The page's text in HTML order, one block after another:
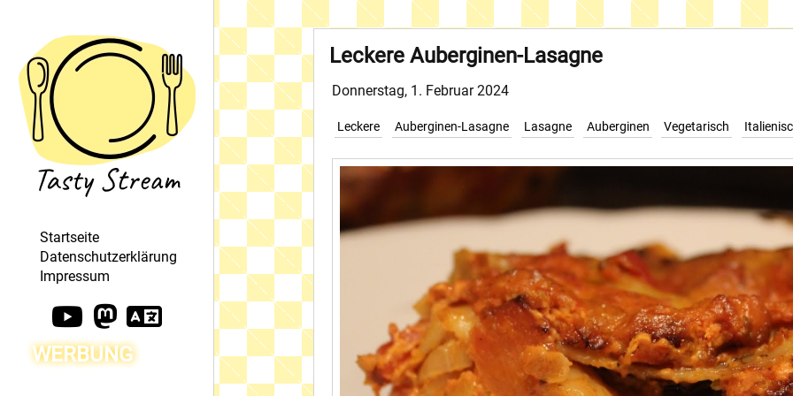
Leckere Auberginen-Lasagne
Donnerstag, 1. Februar 2024
Leckere Auberginen-Lasagne Lasagne Auberginen Vegetarisch
Startseite
Datenschutzerklärung
Impressum
WERBUNG